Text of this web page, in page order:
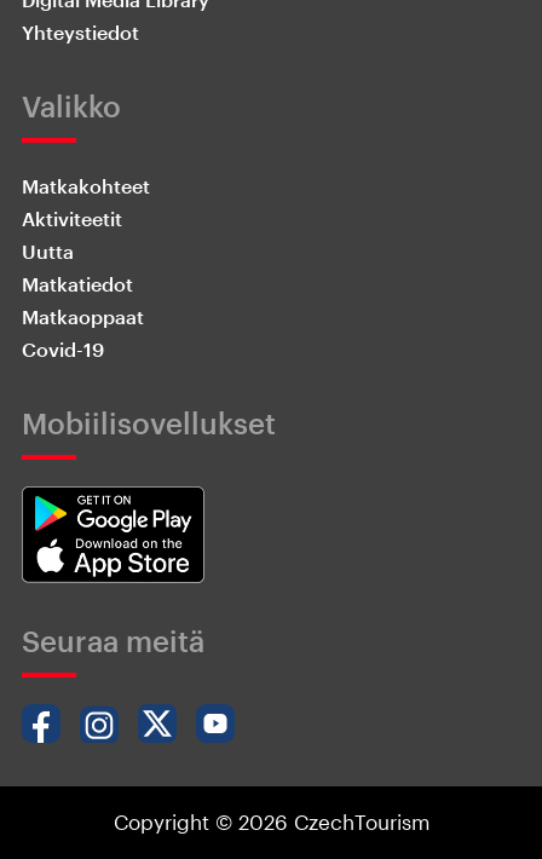
Yhteystiedot
Valikko
Matkakohteet
Aktiviteetit
Uutta
Matkatiedot
Matkaoppaat
Covid-19
Mobiilisovellukset
Seuraa meitä
Copyright © 2026 CzechTourism